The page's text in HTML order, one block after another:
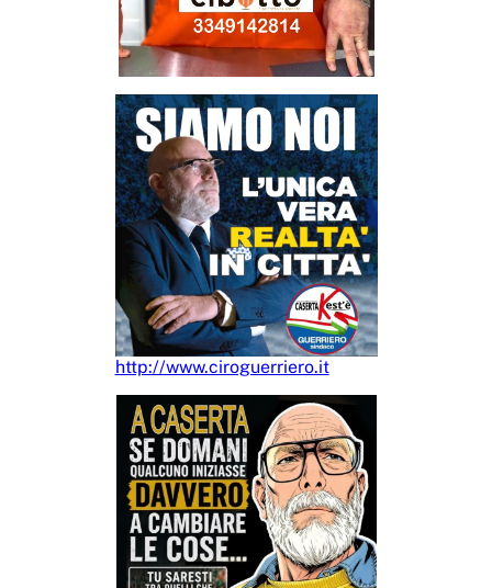
http://www.ciroguerriero.it